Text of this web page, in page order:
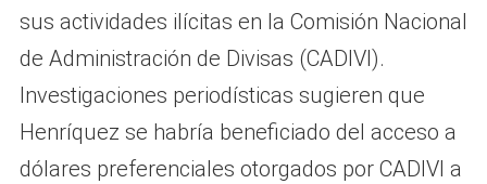
sus actividades ilícitas en la Comisión Nacional
de Administración de Divisas (CADIVI).
Investigaciones periodísticas sugieren que
Henríquez se habría beneficiado del acceso a
dólares preferenciales otorgados por CADIVI a